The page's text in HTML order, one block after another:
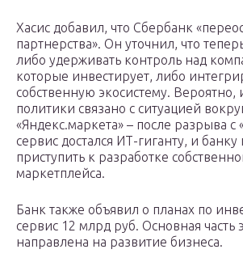
Хасис добавил, что Сбербанк
партнерства». Он уточнил, что
либо удерживать контроль над
которые инвестирует, либо
собственную экосистему.
политики связано с ситуацией
«Яндекс.маркета» – после разрыва с
сервис достался ИТ-гиганту, и
приступить к разработке
маркетплейса.
Банк также объявил о планах по
сервис 12 млрд руб. Основная часть
направлена на развитие бизнеса.